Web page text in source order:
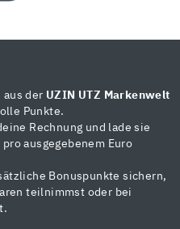
aus der UZIN UTZ Markenwelt
Punkte.
Rechnung und lade sie
pro ausgegebenem Euro
Bonuspunkte sichern,
teilnimmst oder bei